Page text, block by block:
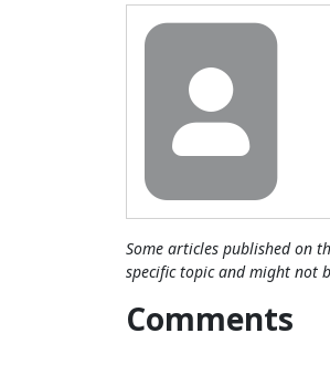
Some articles published on
specific topic and might not
Comments